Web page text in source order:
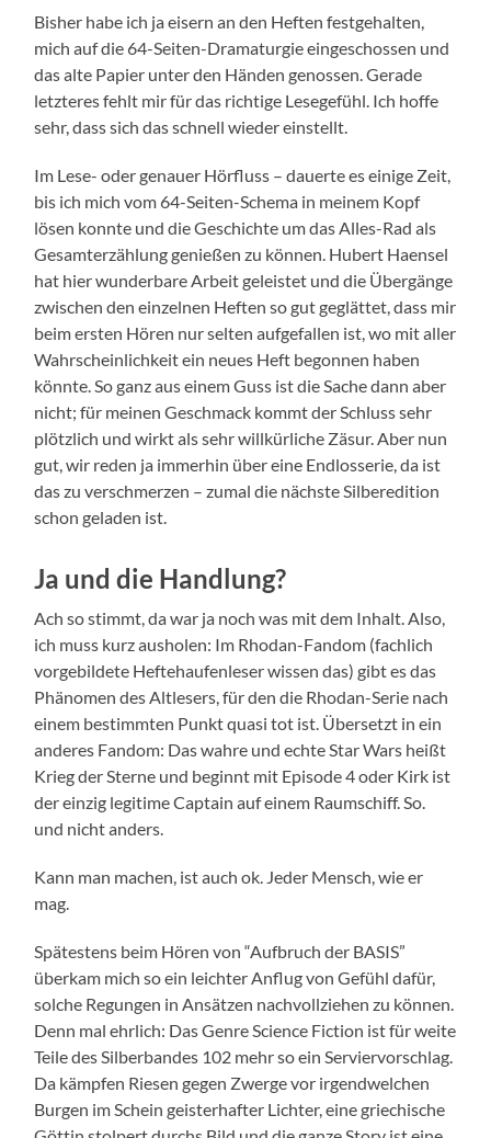
Bisher habe ich ja eisern an den Heften festgehalten,
mich auf die 64-Seiten-Dramaturgie eingeschossen und
das alte Papier unter den Händen genossen. Gerade
letzteres fehlt mir für das richtige Lesegefühl. Ich hoffe
sehr, dass sich das schnell wieder einstellt.
Im Lese- oder genauer Hörfluss – dauerte es einige Zeit,
bis ich mich vom 64-Seiten-Schema in meinem Kopf
lösen konnte und die Geschichte um das Alles-Rad als
Gesamterzählung genießen zu können. Hubert Haensel
hat hier wunderbare Arbeit geleistet und die Übergänge
zwischen den einzelnen Heften so gut geglättet, dass mir
beim ersten Hören nur selten aufgefallen ist, wo mit aller
Wahrscheinlichkeit ein neues Heft begonnen haben
könnte. So ganz aus einem Guss ist die Sache dann aber
nicht; für meinen Geschmack kommt der Schluss sehr
plötzlich und wirkt als sehr willkürliche Zäsur. Aber nun
gut, wir reden ja immerhin über eine Endlosserie, da ist
das zu verschmerzen – zumal die nächste Silberedition
schon geladen ist.
Ja und die Handlung?
Ach so stimmt, da war ja noch was mit dem Inhalt. Also,
ich muss kurz ausholen: Im Rhodan-Fandom (fachlich
vorgebildete Heftehaufenleser wissen das) gibt es das
Phänomen des Altlesers, für den die Rhodan-Serie nach
einem bestimmten Punkt quasi tot ist. Übersetzt in ein
anderes Fandom: Das wahre und echte Star Wars heißt
Krieg der Sterne und beginnt mit Episode 4 oder Kirk ist
der einzig legitime Captain auf einem Raumschiff. So.
und nicht anders.
Kann man machen, ist auch ok. Jeder Mensch, wie er
mag.
Spätestens beim Hören von “Aufbruch der BASIS”
überkam mich so ein leichter Anflug von Gefühl dafür,
solche Regungen in Ansätzen nachvollziehen zu können.
Denn mal ehrlich: Das Genre Science Fiction ist für weite
Teile des Silberbandes 102 mehr so ein Serviervorschlag.
Da kämpfen Riesen gegen Zwerge vor irgendwelchen
Burgen im Schein geisterhafter Lichter, eine griechische